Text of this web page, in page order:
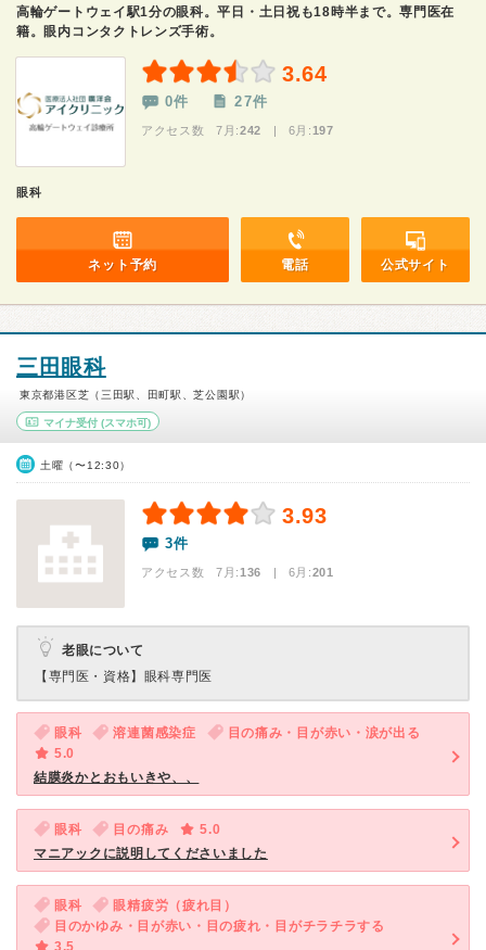
高輪ゲートウェイ駅1分の眼科。平日・土日祝も18時半まで。専門医在
籍。眼内コンタクトレンズ手術。
3.64
0件 27件
アクセス数 7月:242 | 6月: 197
眼科
ネット予約 電話 公式サイト
三田眼科
東京都港区芝（三田駅、田町駅、芝公園駅）
マイナ受付 (スマホ可)
土曜（〜12:30）
3.93
3件
アクセス数 7月:136 | 6月:201
老眼について
【専門医・資格】 眼科専門医
眼科 溶連菌感染症
目の痛み・目が赤い・涙が出る
5.0
結膜炎かとおもいきや、、
眼科 目の痛み
5.0
マニアックに説明してくださいました
眼科
眼精疲労（疲れ目）
目のかゆみ・目が赤い・目の疲れ・目がチラチラする
3.5